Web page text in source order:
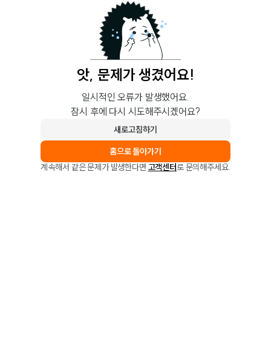
앗, 문제가 생겼어요!
일시적인 오류가 발생했어요.
잠시 후에 다시 시도해주시겠어요?
새로고침하기
홈으로 돌아가기
계속해서 같은 문제가 발생한다면 고객센터로 문의해주세요.